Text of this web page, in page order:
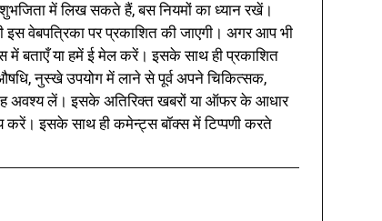
में लिख सकते हैं, बस नियमों का ध्यान रखें।
वेबपत्रिका पर प्रकाशित की जाएगी। अगर आप भी
बताएँ या हमें ई मेल करें। इसके साथ ही प्रकाशित
नुस्खे उपयोग में लाने से पूर्व अपने चिकित्सक,
अवश्य लें। इसके अतिरिक्त खबरों या ऑफर के आधार
करें। इसके साथ ही कमेन्ट्स बॉक्स में टिप्पणी करते